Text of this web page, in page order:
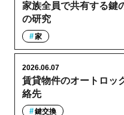
家族全員で共有する鍵
の研究
家
賃貸物件のオートロッ
絡先
2026.06.07
鍵交換